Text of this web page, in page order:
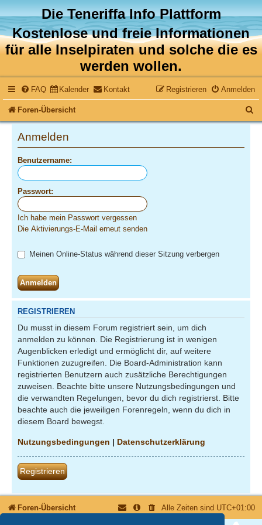
Die Teneriffa Info Plattform
Kostenlose und freie Informationen
für alle Inselpiraten und solche die es
werden wollen.
FAQ Kalender Kontakt Anmelden
Registrieren
Foren-Übersicht
u
Anmelden
Benutzername:
Passwort:
Ich habe mein Passwort vergessen
Die Aktivierungs-E-Mail erneut senden
Meinen Online-Status während dieser Sitzung verbergen
REGISTRIEREN
Du musst in diesem Forum registriert sein, um dich
anmelden zu können. Die Registrierung ist in wenigen
Augenblicken erledigt und ermöglicht dir, auf weitere
Funktionen zuzugreifen. Die Board-Administration kann
registrierten Benutzern auch zusätzliche Berechtigungen
zuweisen. Beachte bitte unsere Nutzungsbedingungen und
die verwandten Regelungen, bevor du dich registrierst. Bitte
beachte auch die jeweiligen Forenregeln, wenn du dich in
diesem Board bewegst.
Nutzungsbedingungen | Datenschutzerklärung
Registrieren
Foren-Übersicht Alle Zeiten sind UTC+01:00